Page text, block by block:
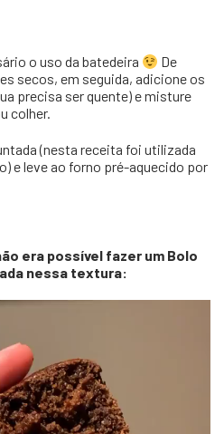
o uso da batedeira
De
secos, em seguida, adicione os
precisa ser quente) e misture
colher.
(nesta receita foi utilizada
e leve ao forno pré-aquecido por
era possível fazer um Bolo
nessa textura: